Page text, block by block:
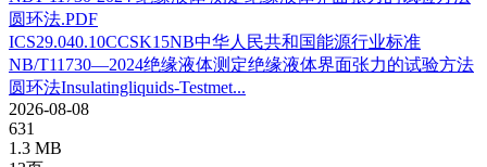
圆环法.PDF
ICS29.040.10CCSK15NB中华人民共和国能源行业标准
NB/T11730—2024绝缘液体测定绝缘液体界面张力的试验方法
圆环法Insulatingliquids-Testmet...
2026-08-08
631
1.3 MB